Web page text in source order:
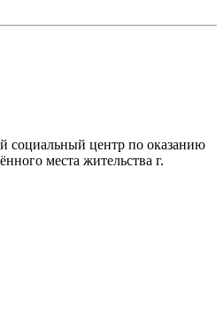
центр по оказанию
места жительства г.